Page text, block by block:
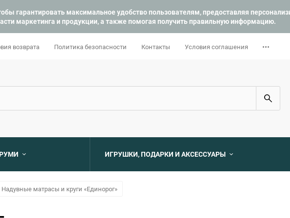
гарантировать максимальное удобство пользователям, предоставляя
маркетинга и продукции, а также помогая получить правильную информацию.
возврата Политика безопасности Контакты Условия соглашения
ИГРУШКИ, ПОДАРКИ И АКСЕССУАРЫ
Надувные матрасы и круги «Единорог»